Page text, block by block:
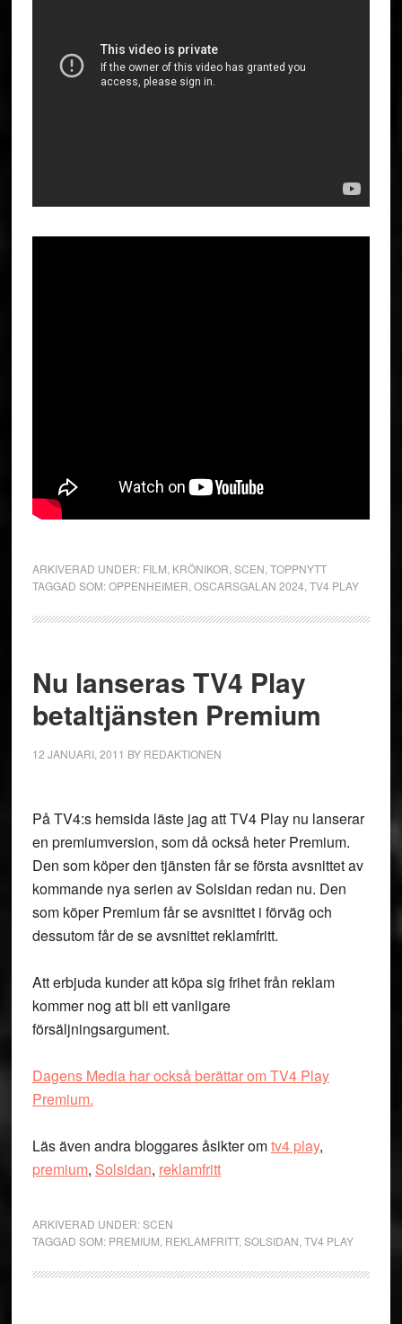
ARKIVERAD UNDER: FILM KRÖNIKOR SCEN TOPPNYTT
TAGGAD SOM:OPPENHEIMER OSCARSGALAN 2024 TV4 PLAY
Nu lanseras TV4 Play
betaltjänsten Premium
12 JANUARI, 2011 BY REDAKTIONEN
På TV4:s hemsida läste jag att TV4 Play nu lanserar
en premiumversion, som då också heter Premium.
Den som köper den tjänsten får se första avsnittet av
kommande nya serien av Solsidan redan nu. Den
som köper Premium får se avsnittet i förväg och
dessutom får de se avsnittet reklamfritt.
Att erbjuda kunder att köpa sig frihet från reklam
kommer nog att bli ett vanligare
försäljningsargument.
Dagens Media har också berättar om TV4 Play
Premium.
Läs även andra bloggares åsikter omtv4 play,
premium, Solsidan, reklamfritt
ARKIVERAD UNDER:SCEN
TAGGAD SOM: PREMIUM REKLAMFRITT, SOLSIDAN TV4 PLAY